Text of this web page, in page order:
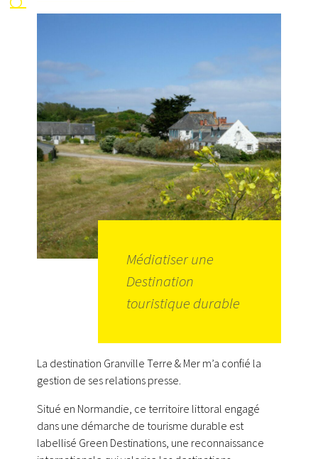
Médiatiser une
Destination
touristique durable
La destination Granville Terre & Mer m’a confié la
gestion de ses relations presse.
Situé en Normandie, ce territoire littoral engagé
dans une démarche de tourisme durable est
labellisé Green Destinations, une reconnaissance